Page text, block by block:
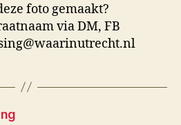
foto gemaakt?
via DM, FB